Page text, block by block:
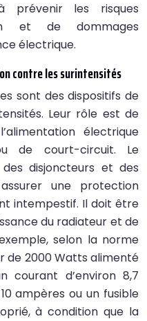
prévenir les risques
et de dommages
électrique.
contre les surintensités
sont des dispositifs de
Leur rôle est de
électrique
de court-circuit. Le
disjoncteurs et des
une protection
intempestif. Il doit être
du radiateur et de
selon la norme
de 2000 Watts alimenté
courant d’environ 8,7
ampères ou un fusible
à condition que la